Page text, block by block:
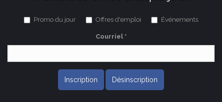
Promo du jour Offres d'emploi Événements
Courriel *
Inscription Désinscription